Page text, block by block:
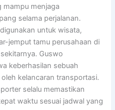
mampu menjaga
selama perjalanan.
untuk wisata,
jemput tamu perusahaan di
Guswo
keberhasilan sebuah
kelancaran transportasi.
selalu memastikan
waktu sesuai jadwal yang